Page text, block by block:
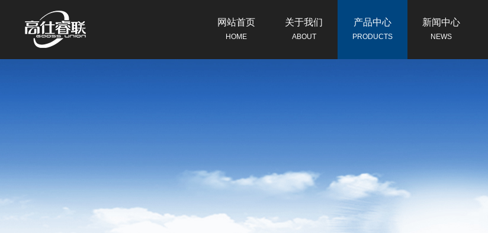
网站首页
HOME
关于我们
ABOUT
产品中心
PRODUCTS
新闻中心
NEWS